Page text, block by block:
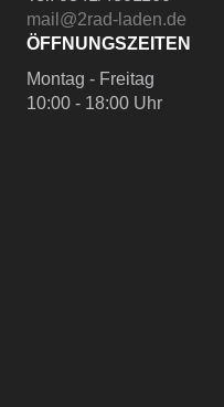
mail@2rad-laden.de
ÖFFNUNGSZEITEN
Montag - Freitag
10:00 - 18:00 Uhr